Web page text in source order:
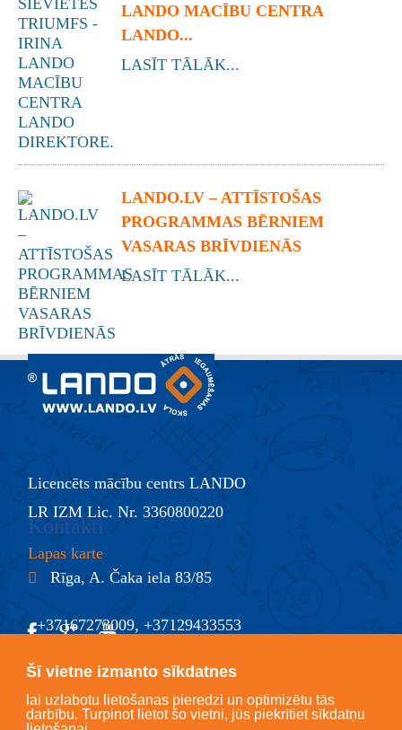
Šī vietne izmanto sīkdatnes
lai uzlabotu lietošanas pieredzi un optimizētu tās
darbību. Turpinot lietot šo vietni, jūs piekrītiet sīkdatņu
LANDO MACĪBU CENTRA
LANDO...
LASĪT TĀLĀK...
LANDO.LV – ATTĪSTOŠAS
PROGRAMMAS BĒRNIEM
VASARAS BRĪVDIENĀS
LASĪT TĀLĀK...
Licencēts mācību centrs LANDO
LR IZM Lic. Nr. 3360800220
Lapas karte
Kontakti
Rīga, A. Čaka iela 83/85
+37167273009, +37129433553
@ info@lando.lv